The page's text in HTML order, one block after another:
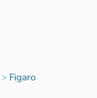
> Figaro